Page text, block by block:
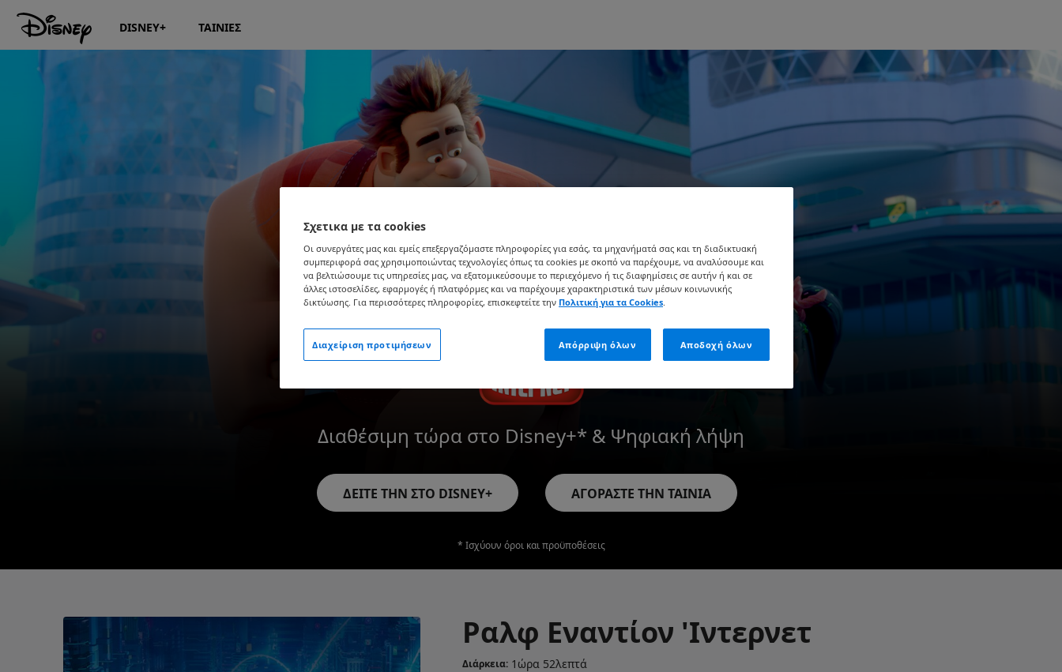
DISNEY+ ΤΑΙΝΙΕΣ
Διαθέσιμη τώρα στο Disney+* & Ψηφιακή λήψη
ΔΕΙΤΕ ΤΗΝ ΣΤΟ DISNEY+ ΑΓΟΡΑΣΤΕ ΤΗΝ ΤΑΙΝΙΑ
* Ισχύουν όροι και προϋποθέσεις
Ραλφ Εναντίον 'Ιντερνετ
Διάρκεια: 1ώρα 52λεπτά
Σχετικα με τα cookies
Οι συνεργάτες μας και εμείς επεξεργαζόμαστε πληροφορίες για εσάς, τα μηχανήματά σας και τη διαδικτυακή
συμπεριφορά σας χρησιμοποιώντας τεχνολογίες όπως τα cookies με σκοπό να παρέχουμε, να αναλύσουμε και
να βελτιώσουμε τις υπηρεσίες μας, να εξατομικεύσουμε το περιεχόμενο ή τις διαφημίσεις σε αυτήν ή και σε
άλλες ιστοσελίδες, εφαρμογές ή πλατφόρμες και να παρέχουμε χαρακτηριστικά των μέσων κοινωνικής
δικτύωσης. Για περισσότερες πληροφορίες, επισκεφτείτε την Πολιτική για τα Cookies
Διαχείριση προτιμήσεων Απόρριψη όλων Αποδοχή όλων